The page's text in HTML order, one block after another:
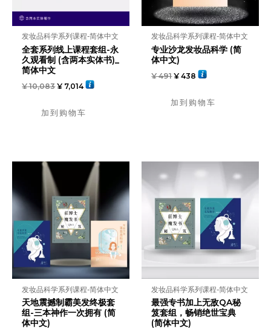
发妆品科学系列课程-简体中文
全套系列线上课程套组-永
久观看制 (含两本实体书)_
简体中文
¥10,083 ¥ 7,014
加到购物车
发妆品科学系列课程-简体中文
专业沙龙发妆品科学 (简
体中文)
¥491 ¥ 438
加到购物车
发妆品科学系列课程-简体中文
天地震撼制霸美发终极套
组-三本神作一次拥有 (简
体中文)
发妆品科学系列课程-简体中文
最强专书加上无敌QA秘
笈套组，畅销绝世宝典
(简体中文)